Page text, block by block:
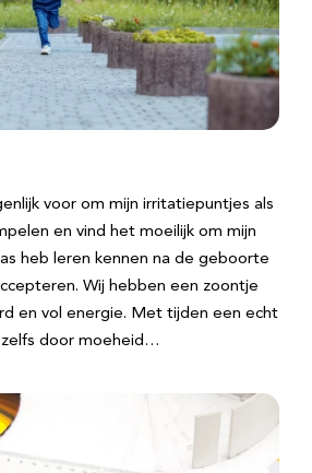
voor om mijn irritatiepuntjes als
en vind het moeilijk om mijn
heb leren kennen na de geboorte
Wij hebben een zoontje
en vol energie. Met tijden een echt
door moeheid…